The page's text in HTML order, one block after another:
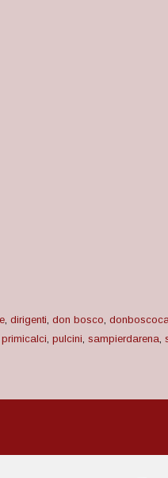
, dirigenti, don bosco,
primicalci, pulcini, sampierdarena,